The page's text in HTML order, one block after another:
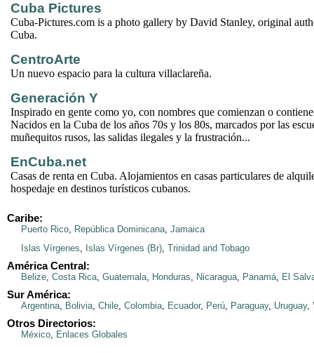
Cuba Pictures
Cuba-Pictures.com is a photo gallery by David Stanley, original
Cuba.
CentroArte
Un nuevo espacio para la cultura villaclareña.
Generación Y
Inspirado en gente como yo, con nombres que comienzan o
Nacidos en la Cuba de los años 70s y los 80s, marcados por las
muñequitos rusos, las salidas ilegales y la frustración...
EnCuba.net
Casas de renta en Cuba. Alojamientos en casas particulares de
hospedaje en destinos turísticos cubanos.
Caribe:
Puerto Rico, República Dominicana, Jamaica
Islas Vírgenes, Islas Vírgenes (Br), Trinidad and Tobago
América Central:
Belize, Costa Rica, Guatemala, Honduras, Nicaragua, Panamá, El
Sur América:
Argentina, Bolivia, Chile, Colombia, Ecuador, Perú, Paraguay, Uruguay,
Otros Directorios:
México, Enlaces Globales